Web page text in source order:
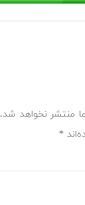
منتشر نخواهد شد.
*